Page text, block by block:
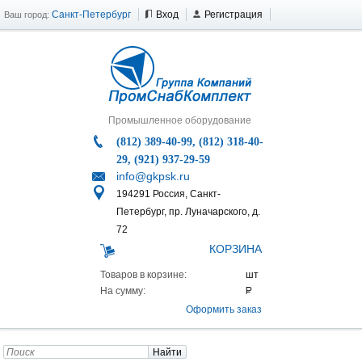
Ваш город: Санкт-Петербург Вход Регистрация
Промышленное оборудование
(812) 389-40-99, (812) 318-40-
29, (921) 937-29-59
info@gkpsk.ru
194291 Россия, Санкт-
Петербург, пр. Луначарского, д.
72
КОРЗИНА
Товаров в корзине:
На сумму:
Оформить заказ
Найти